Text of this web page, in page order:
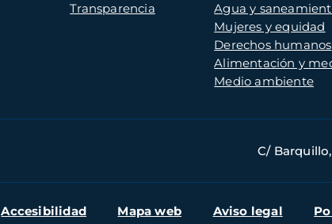
Transparencia
Agua y
Mujeres y equidad
Derechos humanos
Alimentación y
Medio ambiente
C/
Accesibilidad Mapa web Aviso legal